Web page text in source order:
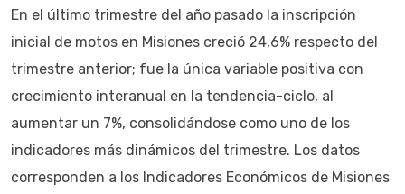
En el último trimestre del año pasado la inscripción
inicial de motos en Misiones creció 24,6% respecto del
trimestre anterior; fue la única variable positiva con
crecimiento interanual en la tendencia-ciclo, al
aumentar un 7%, consolidándose como uno de los
indicadores más dinámicos del trimestre. Los datos
corresponden a los Indicadores Económicos de Misiones